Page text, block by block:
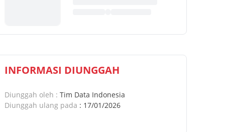
INFORMASI DIUNGGAH
Diunggah oleh : Tim Data Indonesia
Diunggah ulang pada : 17/01/2026